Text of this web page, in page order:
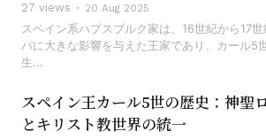
27 views 20 Aug 2025
スペイン系ハプスブルク家は、16世紀から17
パに大きな影響を与えた王家であり、カール5
生...
スペイン王カール5世の歴史：神聖
とキリスト教世界の統一